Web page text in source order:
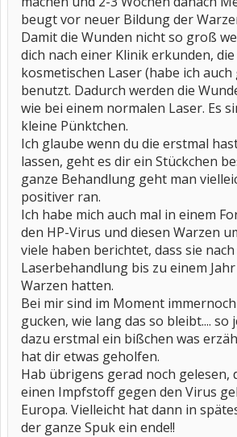
beugt vor neuer Bildung der
Damit die Wunden nicht so groß
dich nach einer Klinik erkunden,
kosmetischen Laser (habe ich auch
benutzt. Dadurch werden die
wie bei einem normalen Laser. Es
kleine Pünktchen.
Ich glaube wenn du die erstmal
lassen, geht es dir ein Stückchen
ganze Behandlung geht man
positiver ran.
Ich habe mich auch mal in einem
den HP-Virus und diesen Warzen
viele haben berichtet, dass sie
Laserbehandlung bis zu einem
Warzen hatten.
Bei mir sind im Moment
gucken, wie lang das so bleibt.... so
dazu erstmal ein bißchen was
hat dir etwas geholfen.
Hab übrigens gerad noch gelesen,
einen Impfstoff gegen den Virus
Europa. Vielleicht hat dann in
der ganze Spuk ein ende!!